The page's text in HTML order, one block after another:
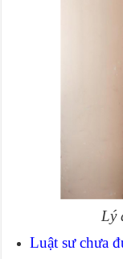
Lý
Luật sư chưa